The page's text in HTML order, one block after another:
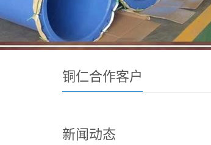
铜仁合作客户
新闻动态